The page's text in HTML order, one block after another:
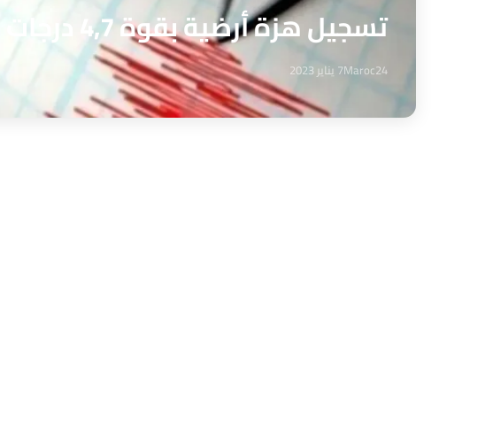
تسجيل هزة أرضية بقوة 4,7 درجات في منطقة الريف
Maroc247 يناير 2023